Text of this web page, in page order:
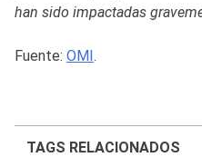
han sido impactadas
Fuente: OMI.
TAGS RELACIONADOS